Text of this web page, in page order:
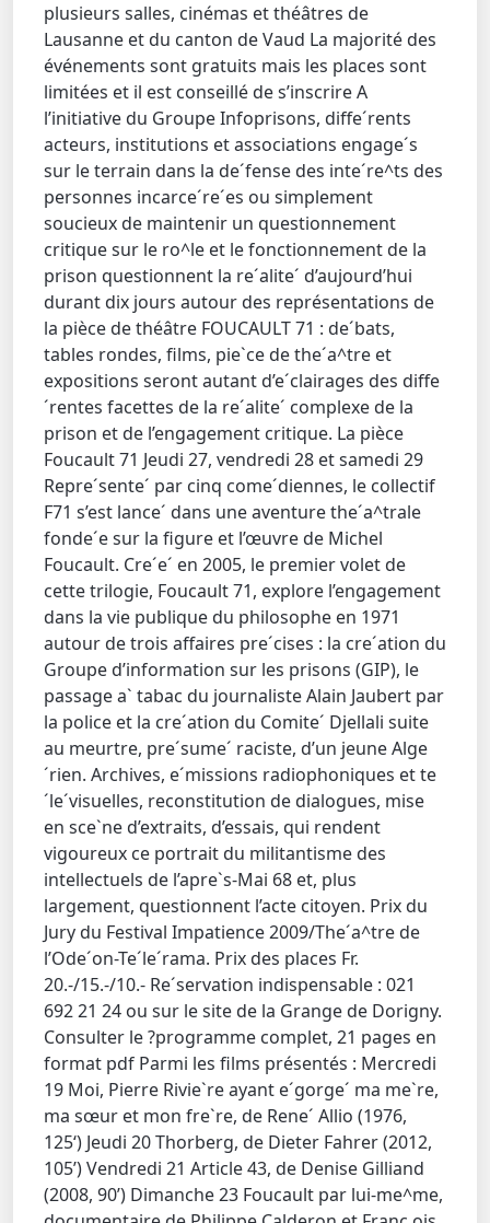
plusieurs salles, cinémas et théâtres de
Lausanne et du canton de Vaud La majorité des
événements sont gratuits mais les places sont
limitées et il est conseillé de s’inscrire A
l’initiative du Groupe Infoprisons, diffe´rents
acteurs, institutions et associations engage´s
sur le terrain dans la de´fense des inte´re^ts des
personnes incarce´re´es ou simplement
soucieux de maintenir un questionnement
critique sur le ro^le et le fonctionnement de la
prison questionnent la re´alite´ d’aujourd’hui
durant dix jours autour des représentations de
la pièce de théâtre FOUCAULT 71 : de´bats,
tables rondes, films, pie`ce de the´a^tre et
expositions seront autant d’e´clairages des diffe
´rentes facettes de la re´alite´ complexe de la
prison et de l’engagement critique. La pièce
Foucault 71 Jeudi 27, vendredi 28 et samedi 29
Repre´sente´ par cinq come´diennes, le collectif
F71 s’est lance´ dans une aventure the´a^trale
fonde´e sur la figure et l’œuvre de Michel
Foucault. Cre´e´ en 2005, le premier volet de
cette trilogie, Foucault 71, explore l’engagement
dans la vie publique du philosophe en 1971
autour de trois affaires pre´cises : la cre´ation du
Groupe d’information sur les prisons (GIP), le
passage a` tabac du journaliste Alain Jaubert par
la police et la cre´ation du Comite´ Djellali suite
au meurtre, pre´sume´ raciste, d’un jeune Alge
´rien. Archives, e´missions radiophoniques et te
´le´visuelles, reconstitution de dialogues, mise
en sce`ne d’extraits, d’essais, qui rendent
vigoureux ce portrait du militantisme des
intellectuels de l’apre`s-Mai 68 et, plus
largement, questionnent l’acte citoyen. Prix du
Jury du Festival Impatience 2009/The´a^tre de
l’Ode´on-Te´le´rama. Prix des places Fr.
20.-/15.-/10.- Re´servation indispensable : 021
692 21 24 ou sur le site de la Grange de Dorigny.
Consulter le ?programme complet, 21 pages en
format pdf Parmi les films présentés : Mercredi
19 Moi, Pierre Rivie`re ayant e´gorge´ ma me`re,
ma sœur et mon fre`re, de Rene´ Allio (1976,
125‘) Jeudi 20 Thorberg, de Dieter Fahrer (2012,
105’) Vendredi 21 Article 43, de Denise Gilliand
(2008, 90’) Dimanche 23 Foucault par lui-me^me,